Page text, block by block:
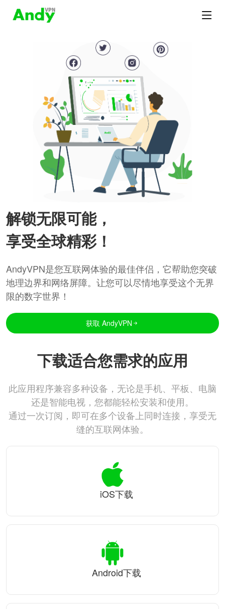
解锁无限可能，
享受全球精彩！
AndyVPN是您互联网体验的最佳伴侣，它帮助您突破
地理边界和网络屏障。让您可以尽情地享受这个无界
限的数字世界！
获取 AndyVPN
下载适合您需求的应用
此应用程序兼容多种设备，无论是手机、平板、电脑
还是智能电视，您都能轻松安装和使用。
通过一次订阅，即可在多个设备上同时连接，享受无
缝的互联网体验。
iOS下载
Android下载